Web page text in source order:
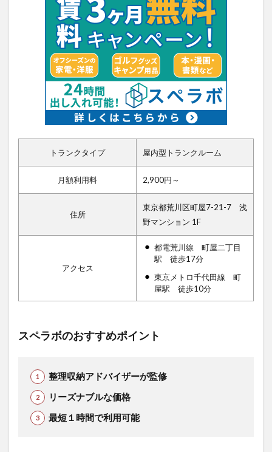
トランクタイプ 屋内型トランクルーム
月額利用料 2,900円～
住所
東京都荒川区町屋7-21-7 浅
野マンション 1F
アクセス
都電荒川線 町屋二丁目
駅 徒歩17分
東京メトロ千代田線 町
屋駅 徒歩10分
スペラボのおすすめポイント
整理収納アドバイザーが監修
リーズナブルな価格
最短１時間で利用可能